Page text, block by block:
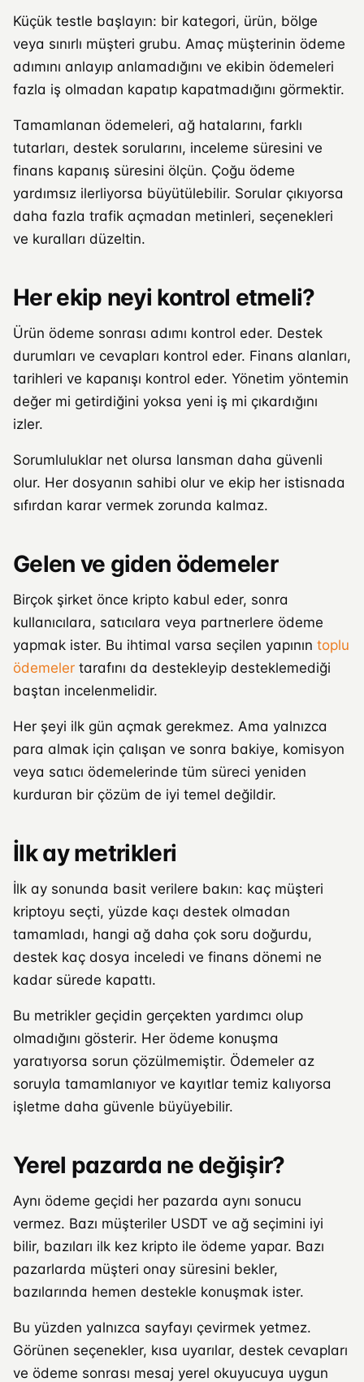
Küçük testle başlayın: bir kategori, ürün, bölge
veya sınırlı müşteri grubu. Amaç müşterinin ödeme
adımını anlayıp anlamadığını ve ekibin ödemeleri
fazla iş olmadan kapatıp kapatmadığını görmektir.
Tamamlanan ödemeleri, ağ hatalarını, farklı
tutarları, destek sorularını, inceleme süresini ve
finans kapanış süresini ölçün. Çoğu ödeme
yardımsız ilerliyorsa büyütülebilir. Sorular çıkıyorsa
daha fazla trafik açmadan metinleri, seçenekleri
ve kuralları düzeltin.
Her ekip neyi kontrol etmeli?
Ürün ödeme sonrası adımı kontrol eder. Destek
durumları ve cevapları kontrol eder. Finans alanları,
tarihleri ve kapanışı kontrol eder. Yönetim yöntemin
değer mi getirdiğini yoksa yeni iş mi çıkardığını
izler.
Sorumluluklar net olursa lansman daha güvenli
olur. Her dosyanın sahibi olur ve ekip her istisnada
sıfırdan karar vermek zorunda kalmaz.
Gelen ve giden ödemeler
Birçok şirket önce kripto kabul eder, sonra
kullanıcılara, satıcılara veya partnerlere ödeme
yapmak ister. Bu ihtimal varsa seçilen yapının toplu
ödemeler tarafını da destekleyip desteklemediği
baştan incelenmelidir.
Her şeyi ilk gün açmak gerekmez. Ama yalnızca
para almak için çalışan ve sonra bakiye, komisyon
veya satıcı ödemelerinde tüm süreci yeniden
kurduran bir çözüm de iyi temel değildir.
İlk ay metrikleri
İlk ay sonunda basit verilere bakın: kaç müşteri
kriptoyu seçti, yüzde kaçı destek olmadan
tamamladı, hangi ağ daha çok soru doğurdu,
destek kaç dosya inceledi ve finans dönemi ne
kadar sürede kapattı.
Bu metrikler geçidin gerçekten yardımcı olup
olmadığını gösterir. Her ödeme konuşma
yaratıyorsa sorun çözülmemiştir. Ödemeler az
soruyla tamamlanıyor ve kayıtlar temiz kalıyorsa
işletme daha güvenle büyüyebilir.
Yerel pazarda ne değişir?
Aynı ödeme geçidi her pazarda aynı sonucu
vermez. Bazı müşteriler USDT ve ağ seçimini iyi
bilir, bazıları ilk kez kripto ile ödeme yapar. Bazı
pazarlarda müşteri onay süresini bekler,
bazılarında hemen destekle konuşmak ister.
Bu yüzden yalnızca sayfayı çevirmek yetmez.
Görünen seçenekler, kısa uyarılar, destek cevapları
ve ödeme sonrası mesaj yerel okuyucuya uygun